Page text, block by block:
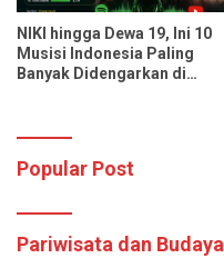
NIKI hingga Dewa 19, Ini 10
Musisi Indonesia Paling
Banyak Didengarkan di
Popular Post
Pariwisata dan Budaya